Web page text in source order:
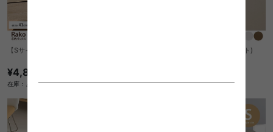
【Sサイズ】収納ボックス(3点セット)
¥4,860
在庫：△
【Sサイズ】収納ボックス(2点セット)
在庫：△